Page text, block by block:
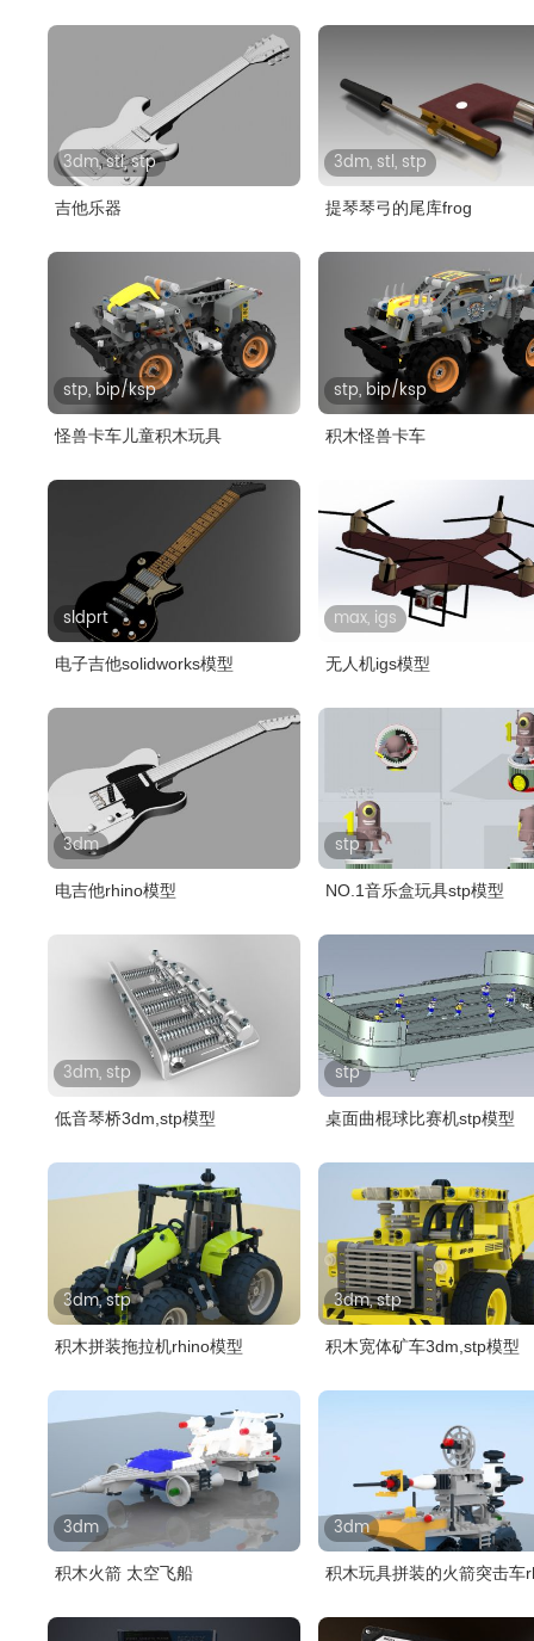
3dm, stl, stp
吉他乐器
3dm, stl, stp
提琴琴弓的尾库frog
stp, bip/ksp
怪兽卡车儿童积木玩具
stp, bip/ksp
积木怪兽卡车
sldprt
电子吉他solidworks模型
max, igs
无人机igs模型
3dm
电吉他rhino模型
stp
NO.1音乐盒玩具stp模型
3dm, stp
低音琴桥3dm,stp模型
stp
桌面曲棍球比赛机stp模型
3dm, stp
积木拼装拖拉机rhino模型
3dm, stp
积木宽体矿车3dm,stp模型
3dm
积木火箭 太空飞船
3dm
积木玩具拼装的火箭突击车